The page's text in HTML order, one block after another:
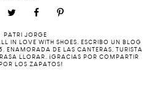
PATRI JORGE
IN LOVE WITH SHOES. ESCRIBO UN BLOG
ENAMORADA DE LAS CANTERAS, TURISTA
LLORAR. ¡GRACIAS POR COMPARTIR
LOS ZAPATOS!